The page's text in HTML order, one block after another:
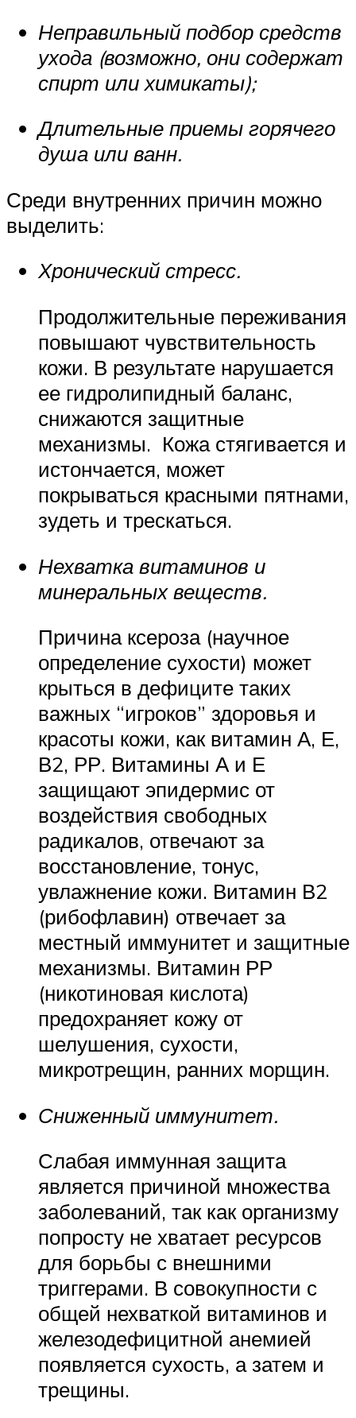
Неправильный подбор средств
ухода (возможно, они содержат
спирт или химикаты);
Длительные приемы горячего
душа или ванн.
Среди внутренних причин можно
выделить:
Хронический стресс.
Продолжительные переживания
повышают чувствительность
кожи. В результате нарушается
ее гидролипидный баланс,
снижаются защитные
механизмы. Кожа стягивается и
истончается, может
покрываться красными пятнами,
зудеть и трескаться.
Нехватка витаминов и
минеральных веществ.
Причина ксероза (научное
определение сухости) может
крыться в дефиците таких
важных “игроков” здоровья и
красоты кожи, как витамин А, Е,
В2, РР. Витамины А и Е
защищают эпидермис от
воздействия свободных
радикалов, отвечают за
восстановление, тонус,
увлажнение кожи. Витамин В2
(рибофлавин) отвечает за
местный иммунитет и защитные
механизмы. Витамин РР
(никотиновая кислота)
предохраняет кожу от
шелушения, сухости,
микротрещин, ранних морщин.
Сниженный иммунитет.
Слабая иммунная защита
является причиной множества
заболеваний, так как организму
попросту не хватает ресурсов
для борьбы с внешними
триггерами. В совокупности с
общей нехваткой витаминов и
железодефицитной анемией
появляется сухость, а затем и
трещины.